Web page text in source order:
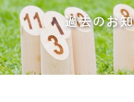
過去のお